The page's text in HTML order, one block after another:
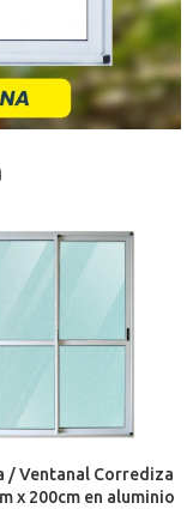
/ Ventanal Corrediza
x 200cm en aluminio